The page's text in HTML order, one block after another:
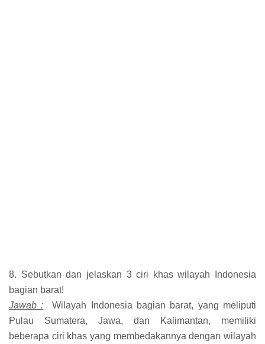
8. Sebutkan dan jelaskan 3 ciri khas wilayah Indonesia
bagian barat!
Jawab : Wilayah Indonesia bagian barat, yang meliputi
Pulau Sumatera, Jawa, dan Kalimantan, memiliki
beberapa ciri khas yang membedakannya dengan wilayah